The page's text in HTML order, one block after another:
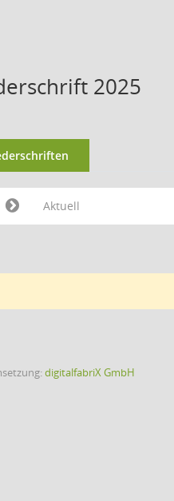
2025
Aktuell
digitalfabriX GmbH